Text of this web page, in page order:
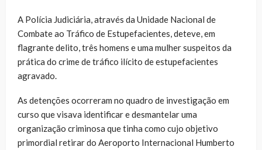
A Polícia Judiciária, através da Unidade Nacional de
Combate ao Tráfico de Estupefacientes, deteve, em
flagrante delito, três homens e uma mulher suspeitos da
prática do crime de tráfico ilícito de estupefacientes
agravado.
As detenções ocorreram no quadro de investigação em
curso que visava identificar e desmantelar uma
organização criminosa que tinha como cujo objetivo
primordial retirar do Aeroporto Internacional Humberto